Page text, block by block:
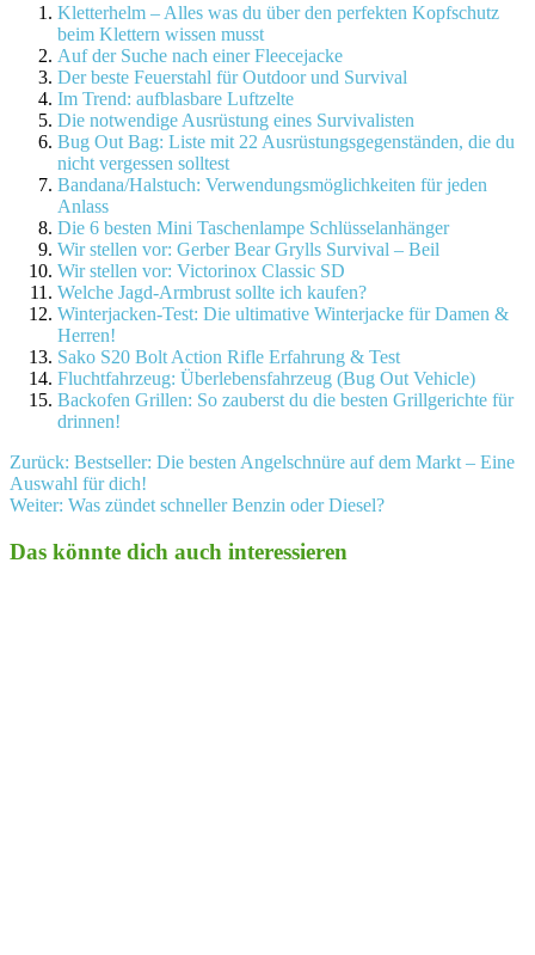
Kletterhelm – Alles was du über den perfekten Kopfschutz
beim Klettern wissen musst
Auf der Suche nach einer Fleecejacke
Der beste Feuerstahl für Outdoor und Survival
Im Trend: aufblasbare Luftzelte
Die notwendige Ausrüstung eines Survivalisten
Bug Out Bag: Liste mit 22 Ausrüstungsgegenständen, die du
nicht vergessen solltest
Bandana/Halstuch: Verwendungsmöglichkeiten für jeden
Anlass
Die 6 besten Mini Taschenlampe Schlüsselanhänger
Wir stellen vor: Gerber Bear Grylls Survival – Beil
Wir stellen vor: Victorinox Classic SD
Welche Jagd-Armbrust sollte ich kaufen?
Winterjacken-Test: Die ultimative Winterjacke für Damen &
Herren!
Sako S20 Bolt Action Rifle Erfahrung & Test
Fluchtfahrzeug: Überlebensfahrzeug (Bug Out Vehicle)
Backofen Grillen: So zauberst du die besten Grillgerichte für
drinnen!
Beitragsnavigation
Zurück: Bestseller: Die besten Angelschnüre auf dem Markt – Eine
Auswahl für dich!
Weiter: Was zündet schneller Benzin oder Diesel?
Das könnte dich auch interessieren